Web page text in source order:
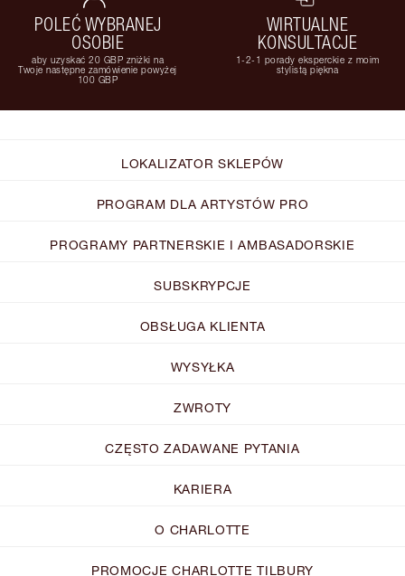
POLEĆ WYBRANEJ
OSOBIE
aby uzyskać 20 GBP zniżki na
Twoje następne zamówienie powyżej
100 GBP
WIRTUALNE
KONSULTACJE
1-2-1 porady eksperckie z moim
stylistą piękna
LOKALIZATOR SKLEPÓW
PROGRAM DLA ARTYSTÓW PRO
PROGRAMY PARTNERSKIE I AMBASADORSKIE
SUBSKRYPCJE
OBSŁUGA KLIENTA
WYSYŁKA
ZWROTY
CZĘSTO ZADAWANE PYTANIA
KARIERA
O CHARLOTTE
PROMOCJE CHARLOTTE TILBURY